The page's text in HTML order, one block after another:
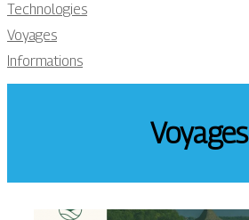
Technologies
Voyages
Informations
Voyages